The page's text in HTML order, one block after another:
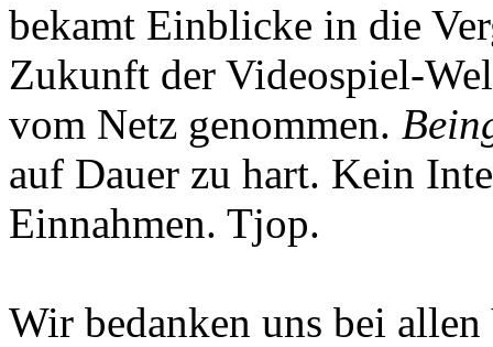
bekamt Einblicke in die
Zukunft der Videospiel-
vom Netz genommen.
auf Dauer zu hart. Kein
Einnahmen. Tjop.
Wir bedanken uns bei